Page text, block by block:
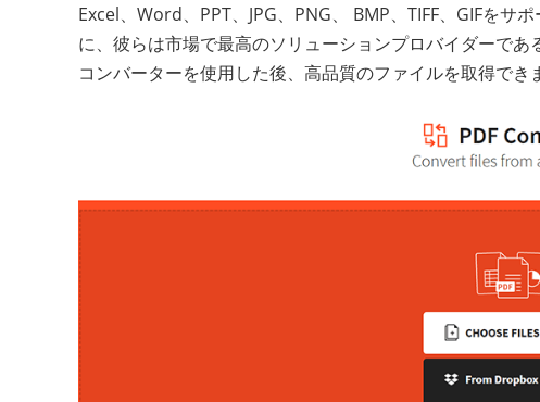
Excel、Word、PPT、JPG、PNG、 BMP、TIFF、GIFをサ
に、彼らは市場で最高のソリューションプロバイダーで
コンバーターを使用した後、高品質のファイルを取得でき